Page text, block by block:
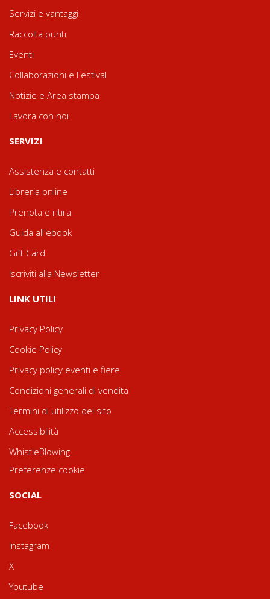
Servizi e vantaggi
Raccolta punti
Eventi
Collaborazioni e Festival
Notizie e Area stampa
Lavora con noi
SERVIZI
Assistenza e contatti
Libreria online
Prenota e ritira
Guida all'ebook
Gift Card
Iscriviti alla Newsletter
LINK UTILI
Privacy Policy
Cookie Policy
Privacy policy eventi e fiere
Condizioni generali di vendita
Termini di utilizzo del sito
Accessibilità
WhistleBlowing
Preferenze cookie
SOCIAL
Facebook
Instagram
X
Youtube